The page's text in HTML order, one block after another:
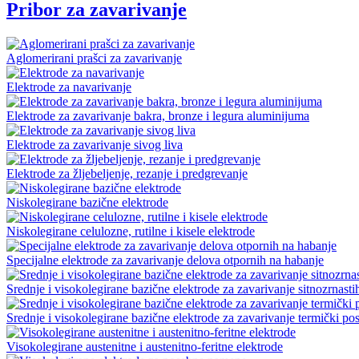
Pribor za zavarivanje
Aglomerirani prašci za zavarivanje
Elektrode za navarivanje
Elektrode za zavarivanje bakra, bronze i legura aluminijuma
Elektrode za zavarivanje sivog liva
Elektrode za žljebeljenje, rezanje i predgrevanje
Niskolegirane bazične elektrode
Niskolegirane celulozne, rutilne i kisele elektrode
Specijalne elektrode za zavarivanje delova otpornih na habanje
Srednje i visokolegirane bazične elektrode za zavarivanje
Srednje i visokolegirane bazične elektrode za zavarivanje termički
Visokolegirane austenitne i austenitno-feritne elektrode